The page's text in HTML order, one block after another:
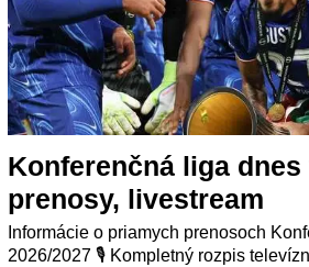
Konferenčná liga dnes
prenosy, livestream
Informácie o priamych prenosoch
2026/2027 🎙️ Kompletný rozpis